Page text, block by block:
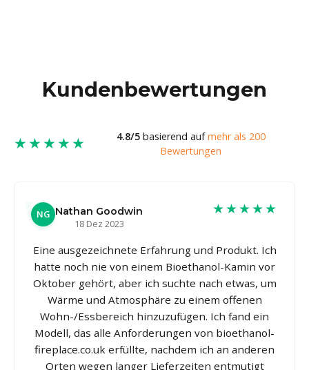
Kundenbewertungen
★★★★★ 4.8/5basierend aufmehr als 200
Bewertungen
NG Nathan Goodwin
18 Dez 2023
★★★★★
Eine ausgezeichnete Erfahrung und Produkt. Ich
hatte noch nie von einem Bioethanol-Kamin vor
Oktober gehört, aber ich suchte nach etwas, um
Wärme und Atmosphäre zu einem offenen
Wohn-/Essbereich hinzuzufügen. Ich fand ein
Modell, das alle Anforderungen von bioethanol-
fireplace.co.uk erfüllte, nachdem ich an anderen
Orten wegen langer Lieferzeiten entmutigt